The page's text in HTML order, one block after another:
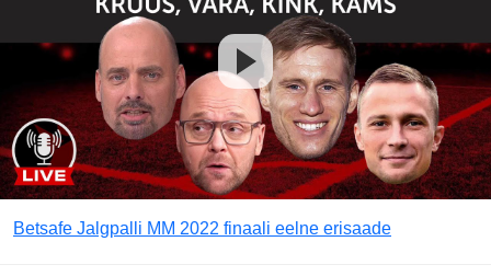
Betsafe Jalgpalli MM 2022 finaali eelne erisaade